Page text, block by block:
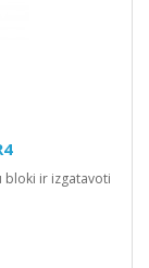
bloki ir izgatavoti